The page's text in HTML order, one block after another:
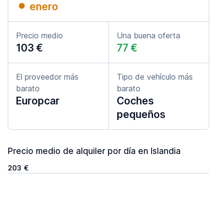
enero
Precio medio
103 €
Una buena oferta
77 €
El proveedor más
barato
Europcar
Tipo de vehículo más
barato
Coches
pequeños
Precio medio de alquiler por día en Islandia
203 €